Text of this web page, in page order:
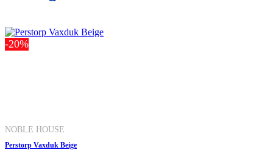
-20%
NOBLE HOUSE
Perstorp Vaxduk Beige